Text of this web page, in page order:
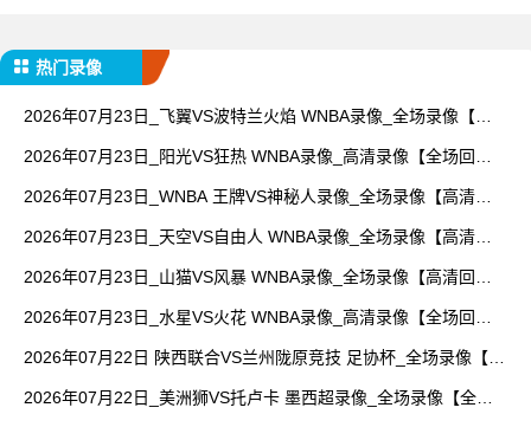
热门录像
2026年07月23日_飞翼VS波特兰火焰 WNBA录像_全场录像【视
2026年07月23日_阳光VS狂热 WNBA录像_高清录像【全场回
2026年07月23日_WNBA 王牌VS神秘人录像_全场录像【高清回
2026年07月23日_天空VS自由人 WNBA录像_全场录像【高清回
2026年07月23日_山猫VS风暴 WNBA录像_全场录像【高清回
2026年07月23日_水星VS火花 WNBA录像_高清录像【全场回
2026年07月22日 陕西联合VS兰州陇原竞技 足协杯_全场录像【全
2026年07月22日_美洲狮VS托卢卡 墨西超录像_全场录像【全场